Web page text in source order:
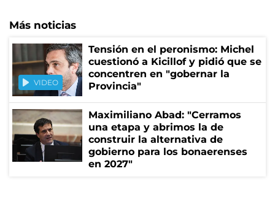
Más noticias
VIDEO
Tensión en el peronismo: Michel
cuestionó a Kicillof y pidió que se
concentren en "gobernar la
Provincia"
Maximiliano Abad: "Cerramos
una etapa y abrimos la de
construir la alternativa de
gobierno para los bonaerenses
en 2027"